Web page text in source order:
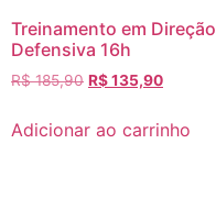
Treinamento em Direção
Defensiva 16h
R$185,90 R$135,90
Adicionar ao carrinho